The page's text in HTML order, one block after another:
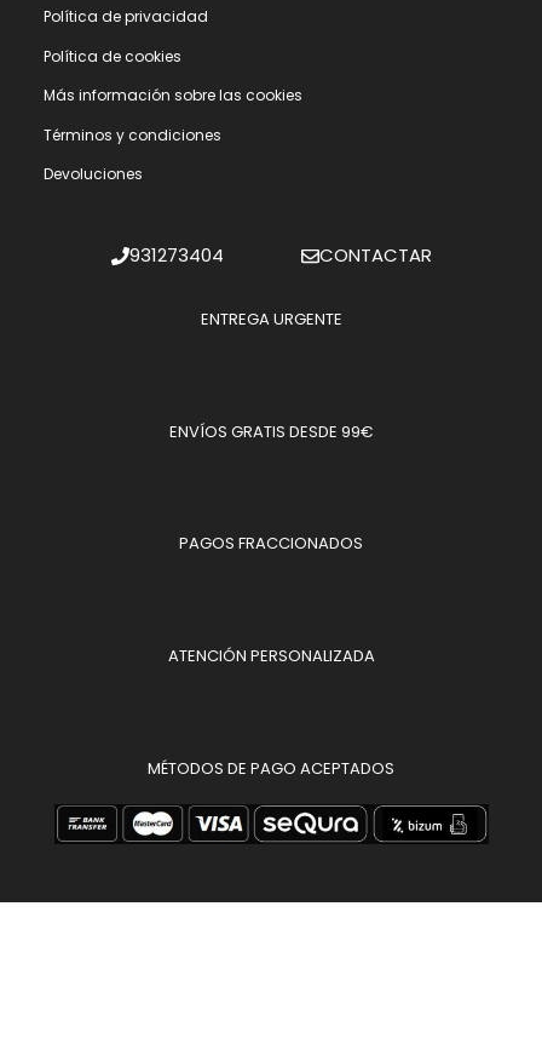
Polí­tica de privacidad
Polí­tica de cookies
Más información sobre las cookies
Términos y condiciones
Devoluciones
931273404 CONTACTAR
ENTREGA URGENTE
ENVÍOS GRATIS DESDE 99€
PAGOS FRACCIONADOS
ATENCIÓN PERSONALIZADA
MÉTODOS DE PAGO ACEPTADOS